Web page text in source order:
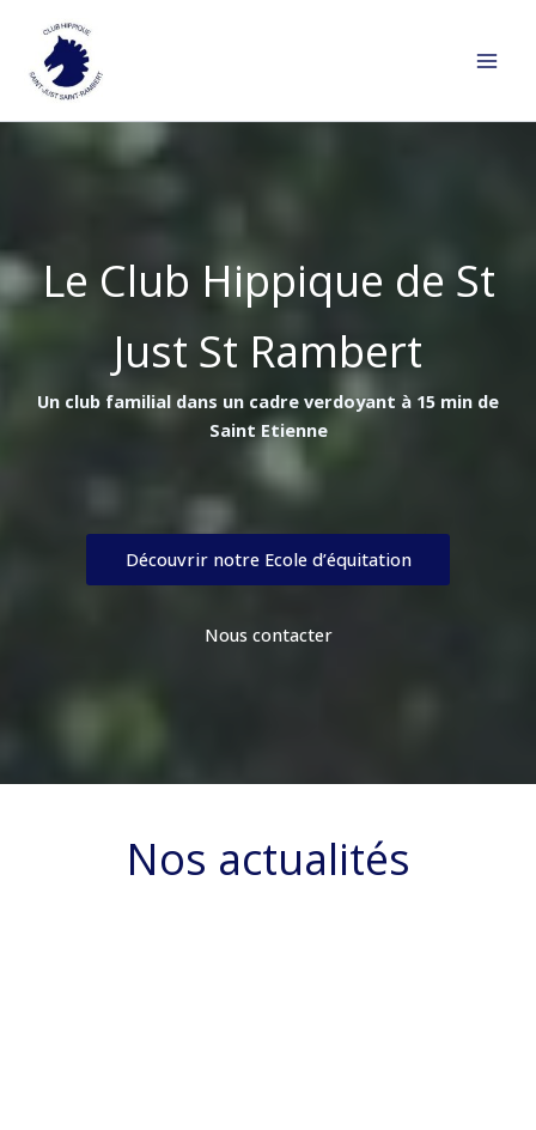
contenu
Le Club Hippique de St
Just St Rambert
Un club familial dans un cadre verdoyant à 15 min de
Saint Etienne
Découvrir notre Ecole d’équitation
Nous contacter
Nos actualités